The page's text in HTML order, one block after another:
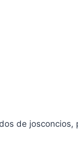
de josconcios,